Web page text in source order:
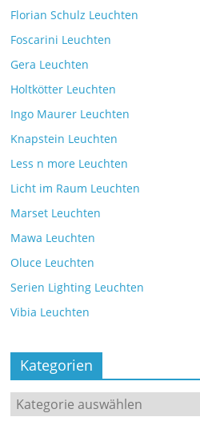
Florian Schulz Leuchten
Foscarini Leuchten
Gera Leuchten
Holtkötter Leuchten
Ingo Maurer Leuchten
Knapstein Leuchten
Less n more Leuchten
Licht im Raum Leuchten
Marset Leuchten
Mawa Leuchten
Oluce Leuchten
Serien Lighting Leuchten
Vibia Leuchten
Kategorien